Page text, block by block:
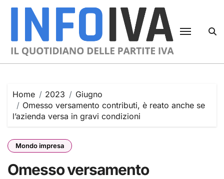
Skip
Home 2023
Giugno
Omesso versamento contributi, è reato anche se
l’azienda versa in gravi condizioni
Mondo impresa
Omesso versamento